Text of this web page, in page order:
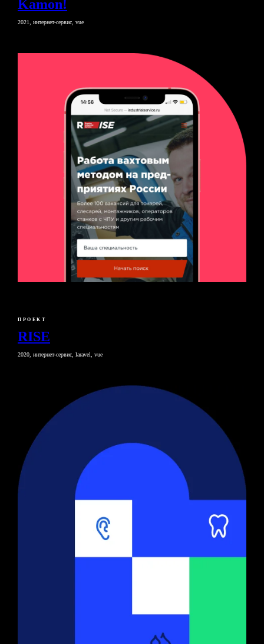
Kamon!
2021, интернет-сервис, vue
ПРОЕКТ
RISE
2020, интернет-сервис, laravel, vue